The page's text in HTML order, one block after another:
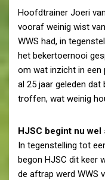
Hoofdtrainer Joeri
vooraf weinig wist
WWS had, in
het bekertoernooi
om wat inzicht in een
al 25 jaar geleden
troffen, wat weinig
HJSC begint nu
In tegenstelling tot
begon HJSC dit keer
de aftrap werd WWS